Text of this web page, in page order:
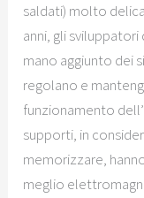
saldati) molto
anni, gli
mano aggiunto dei
regolano e
funzionamento
supporti, in
memorizzare,
meglio